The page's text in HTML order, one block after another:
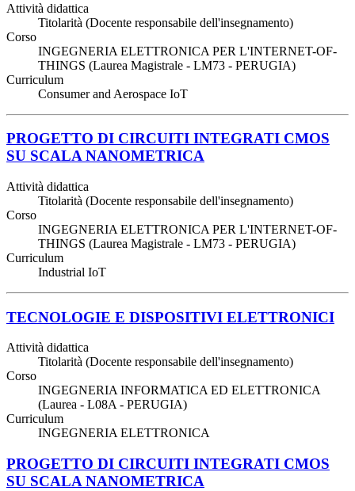
Attività didattica
Titolarità (Docente responsabile dell'insegnamento)
Corso
INGEGNERIA ELETTRONICA PER L'INTERNET-OF-
THINGS (Laurea Magistrale - LM73 - PERUGIA)
Curriculum
Consumer and Aerospace IoT
PROGETTO DI CIRCUITI INTEGRATI CMOS
SU SCALA NANOMETRICA
Attività didattica
Titolarità (Docente responsabile dell'insegnamento)
Corso
INGEGNERIA ELETTRONICA PER L'INTERNET-OF-
THINGS (Laurea Magistrale - LM73 - PERUGIA)
Curriculum
Industrial IoT
TECNOLOGIE E DISPOSITIVI ELETTRONICI
Attività didattica
Titolarità (Docente responsabile dell'insegnamento)
Corso
INGEGNERIA INFORMATICA ED ELETTRONICA
(Laurea - L08A - PERUGIA)
Curriculum
INGEGNERIA ELETTRONICA
PROGETTO DI CIRCUITI INTEGRATI CMOS
SU SCALA NANOMETRICA